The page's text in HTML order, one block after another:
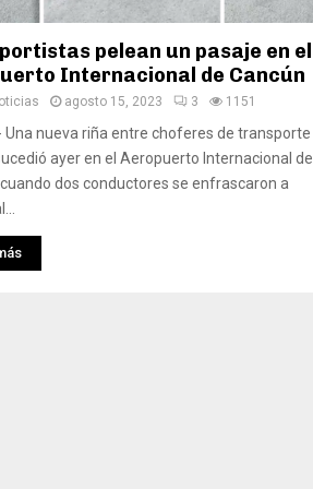
pelean un pasaje en el
Internacional de Cancún
agosto 15, 2023 3 1151
Una nueva riña entre choferes de transporte
ayer en el Aeropuerto Internacional de
dos conductores se enfrascaron a